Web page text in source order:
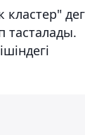
кластер"
тасталады.